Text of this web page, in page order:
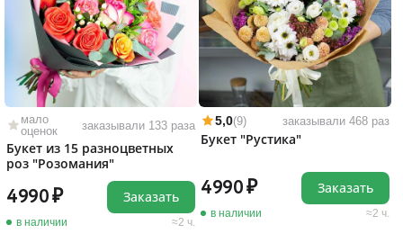
мало
оценок
заказывали 133 раза
Букет из 15 разноцветных
роз "Розомания"
4990
в наличии 2 ч.
Заказать
5,0(9) заказывали 468 раз
Букет "Рустика"
4990
в наличии 2 ч.
Заказать